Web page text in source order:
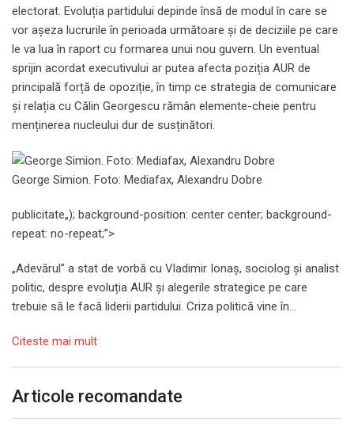
electorat. Evoluția partidului depinde însă de modul în care se
vor așeza lucrurile în perioada următoare și de deciziile pe care
le va lua în raport cu formarea unui nou guvern. Un eventual
sprijin acordat executivului ar putea afecta poziția AUR de
principală forță de opoziție, în timp ce strategia de comunicare
și relația cu Călin Georgescu rămân elemente-cheie pentru
menținerea nucleului dur de susținători.
George Simion. Foto: Mediafax, Alexandru Dobre
publicitate„); background-position: center center; background-
repeat: no-repeat;”>
„Adevărul” a stat de vorbă cu Vladimir Ionaș, sociolog și analist
politic, despre evoluția AUR și alegerile strategice pe care
trebuie să le facă liderii partidului. Criza politică vine în…
Citeste mai mult
Articole recomandate